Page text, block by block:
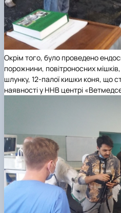
Окрім того, було проведено
порожнини, повітроносних
шлунку, 12-палої кишки коня, що
наявності у ННВ центрі